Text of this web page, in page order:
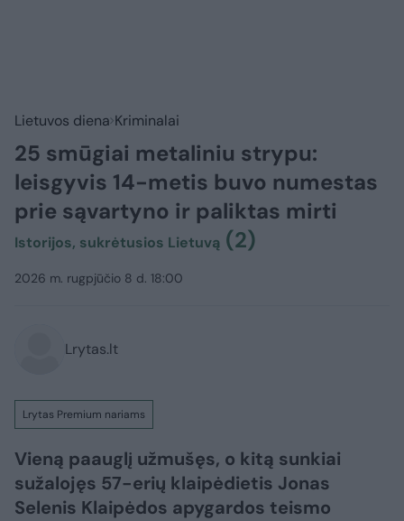
Lietuvos diena Kriminalai
25 smūgiai metaliniu strypu:
leisgyvis 14-metis buvo numestas
prie sąvartyno ir paliktas mirti
Istorijos, sukrėtusios Lietuvą (2)
2026 m. rugpjūčio 8 d. 18:00
Lrytas.lt
Lrytas Premium nariams
Vieną paauglį užmušęs, o kitą sunkiai
sužalojęs 57-erių klaipėdietis Jonas
Selenis Klaipėdos apygardos teismo